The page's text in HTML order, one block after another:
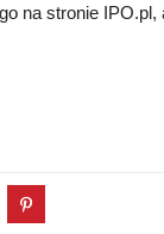
na stronie